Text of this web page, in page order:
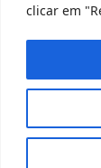
clicar em